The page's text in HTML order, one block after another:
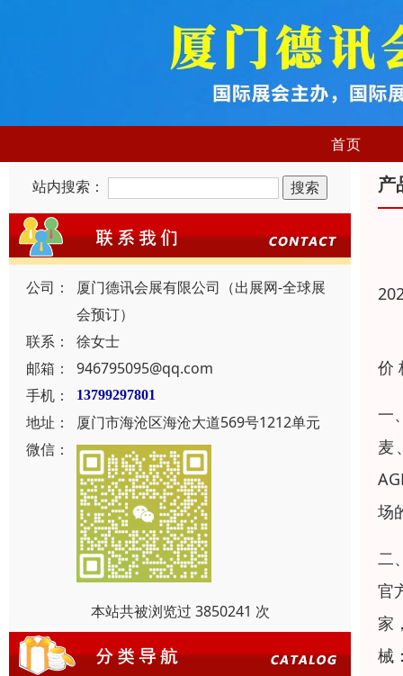
首页
站内搜索：
公司：
厦门德讯会展有限公司（出展网-全球展
会预订）
联系：
徐女士
邮箱：
946795095@qq.com
手机：
13799297801
地址：
厦门市海沧区海沧大道569号1212单元
微信：
本站共被浏览过 3850241 次
产
价
一
麦
场
二
官
家
械